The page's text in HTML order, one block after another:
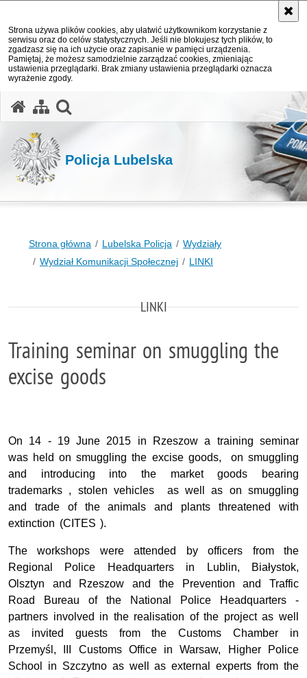
Strona używa plików cookies, aby ułatwić użytkownikom korzystanie z
serwisu oraz do celów statystycznych. Jeśli nie blokujesz tych plików, to
zgadzasz się na ich użycie oraz zapisanie w pamięci urządzenia.
Pamiętaj, że możesz samodzielnie zarządzać cookies, zmieniając
ustawienia przeglądarki. Brak zmiany ustawienia przeglądarki oznacza
wyrażenie zgody.
Policja Lubelska
Strona główna Lubelska Policja
Wydziały
Wydział Komunikacji Społecznej
LINKI
LINKI
Training seminar on smuggling the
excise goods
On 14 - 19 June 2015 in Rzeszow a training seminar
was held on smuggling the excise goods, on smuggling
and introducing into the market goods bearing
trademarks , stolen vehicles as well as on smuggling
and trade of the animals and plants threatened with
extinction (CITES ).
The workshops were attended by officers from the
Regional Police Headquarters in Lublin, Białystok,
Olsztyn and Rzeszow and the Prevention and Traffic
Road Bureau of the National Police Headquarters -
partners involved in the realisation of the project as well
as invited guests from the Customs Chamber in
Przemyśl, III Customs Office in Warsaw, Higher Police
School in Szczytno as well as external experts from the